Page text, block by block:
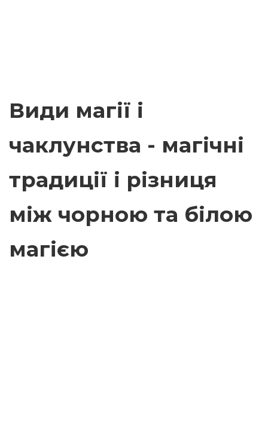
Види магії і
чаклунства - магічні
традиції і різниця
між чорною та білою
магією